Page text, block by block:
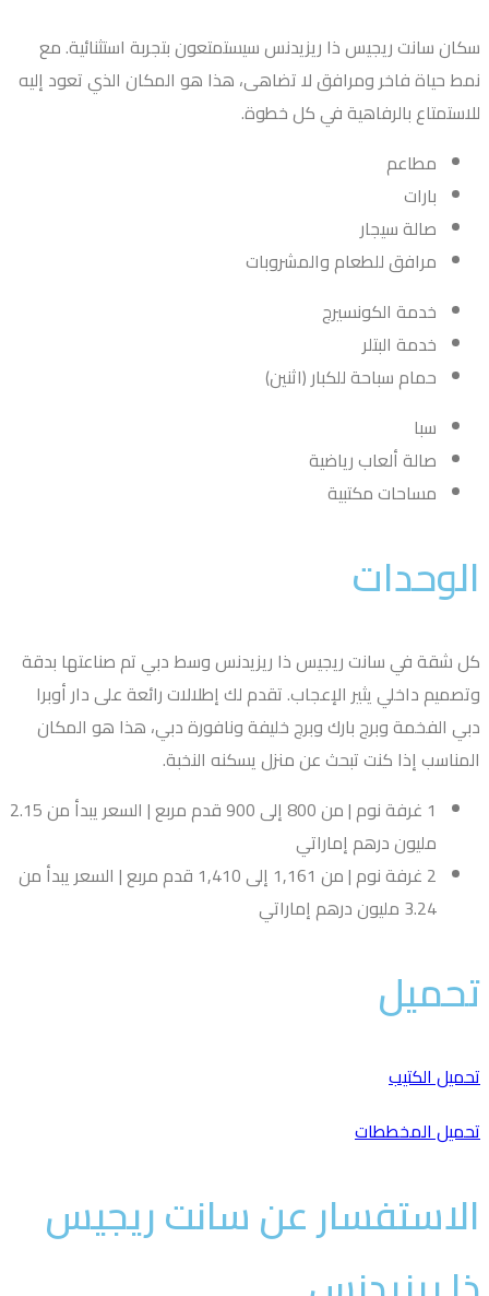
سانت ريجيس ذا ريزيدنس سيستمتعون بتجربة استثنائية. مع
حياة فاخر ومرافق لا تضاهى، هذا هو المكان الذي تعود إليه
بالرفاهية في كل خطوة.
مطاعم
بارات
صالة سيجار
مرافق للطعام والمشروبات
خدمة الكونسيرج
خدمة البتلر
حمام سباحة للكبار (اثنين)
سبا
صالة ألعاب رياضية
مساحات مكتبية
شقة في سانت ريجيس ذا ريزيدنس وسط دبي تم صناعتها بدقة
داخلي يثير الإعجاب. تقدم لك إطلالات رائعة على دار أوبرا
الفخمة وبرج بارك وبرج خليفة ونافورة دبي، هذا هو المكان
إذا كنت تبحث عن منزل يسكنه النخبة.
1 غرفة نوم | من 800 إلى 900 قدم مربع | السعر يبدأ من 2.15
مليون درهم إماراتي
2 غرفة نوم | من 1,161 إلى 1,410 قدم مربع | السعر يبدأ من
3.24 مليون درهم إماراتي
الكتيب
المخططات
عن سانت ريجيس